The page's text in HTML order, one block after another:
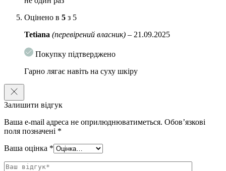
Оцінено в 5 з 5
Tetiana (перевірений власник) – 21.09.2025
Покупку підтверджено
Гарно лягає навіть на суху шкіру
Залишити відгук
Ваша e-mail адреса не оприлюднюватиметься. Обов’язкові
поля позначені *
Ваша оцінка *